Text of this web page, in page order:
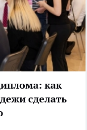
как
сделать